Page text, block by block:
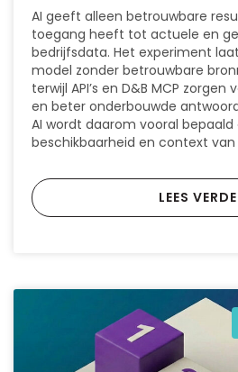
AI geeft alleen betrouwbare
toegang heeft tot actuele en
bedrijfsdata. Het experiment
model zonder betrouwbare
terwijl API’s en D&B MCP
en beter onderbouwde
AI wordt daarom vooral
beschikbaarheid en context
LEES